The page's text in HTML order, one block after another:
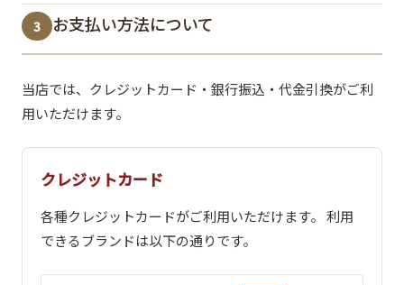
3 お支払い方法について
当店では、クレジットカード・銀行振込・代金引換がご利
用いただけます。
クレジットカード
各種クレジットカードがご利用いただけます。 利用
できるブランドは以下の通りです。